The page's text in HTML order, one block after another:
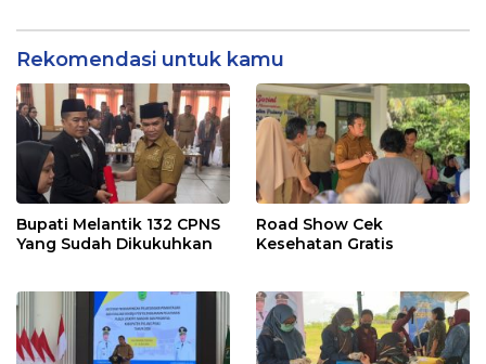
Rekomendasi untuk kamu
Bupati Melantik 132 CPNS
Yang Sudah Dikukuhkan
Road Show Cek
Kesehatan Gratis